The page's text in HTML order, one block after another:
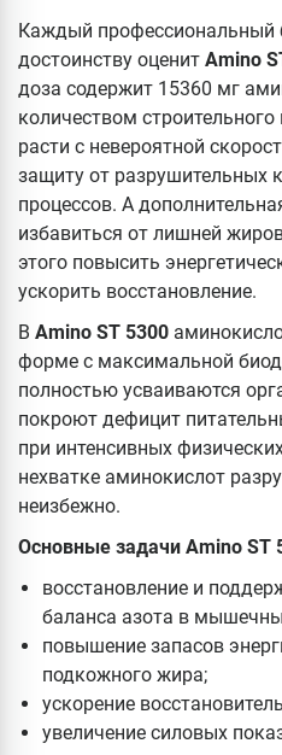
Каждый профессиональный
достоинству оценит Amino
доза содержит 15360 мг
количеством
расти с невероятной
защиту от разрушительных
процессов. А
избавиться от лишней
этого повысить
ускорить восстановление.
В Amino ST 5300
форме с максимальной
полностью усваиваются
покроют дефицит
при интенсивных
нехватке аминокислот
неизбежно.
Основные задачи Amino ST
восстановление и
баланса азота в
повышение запасов
подкожного жира;
ускорение
увеличение силовых